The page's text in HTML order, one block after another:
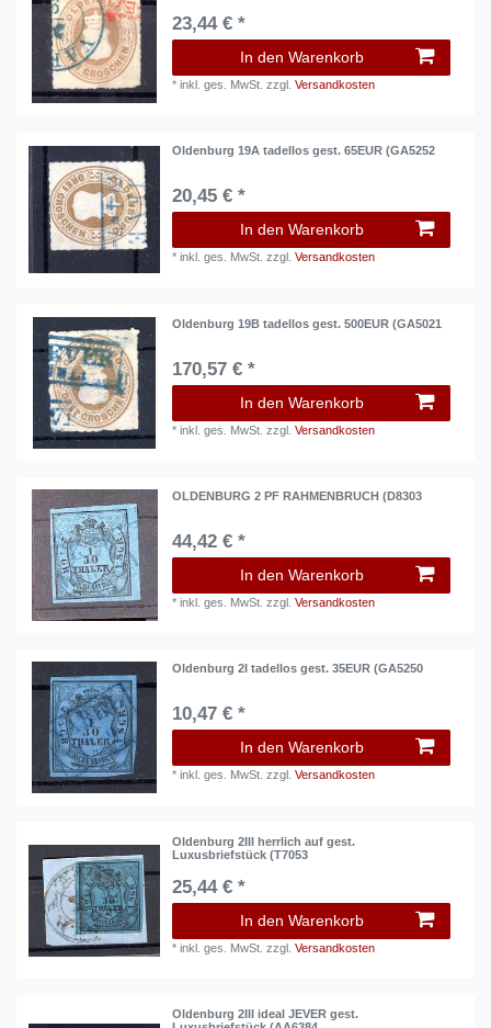
23,44 € *
In den Warenkorb
*inkl. ges. MwSt. zzgl.Versandkosten
Oldenburg 19A tadellos gest. 65EUR (GA5252
20,45 € *
In den Warenkorb
*inkl. ges. MwSt. zzgl.Versandkosten
Oldenburg 19B tadellos gest. 500EUR (GA5021
170,57 € *
In den Warenkorb
*inkl. ges. MwSt. zzgl.Versandkosten
OLDENBURG 2 PF RAHMENBRUCH (D8303
44,42 € *
In den Warenkorb
*inkl. ges. MwSt. zzgl.Versandkosten
Oldenburg 2I tadellos gest. 35EUR (GA5250
10,47 € *
In den Warenkorb
*inkl. ges. MwSt. zzgl.Versandkosten
Oldenburg 2III herrlich auf gest.
Luxusbriefstück (T7053
25,44 € *
In den Warenkorb
*inkl. ges. MwSt. zzgl.Versandkosten
Oldenburg 2III ideal JEVER gest.